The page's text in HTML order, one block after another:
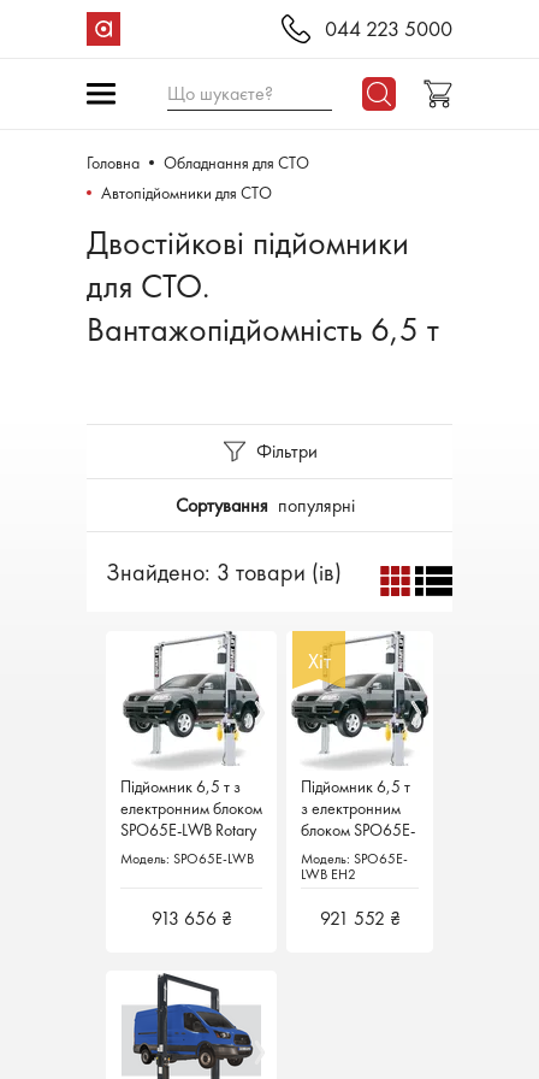
044 223 5000
Що шукаєте?
Головна
Обладнання для СТО
Автопідйомники для СТО
Двостійкові підйомники
для СТО.
Вантажопідйомність 6,5 т
Фільтри
Сортування популярні
Знайдено: 3 товари (ів)
Підйомник 6,5 т з
електронним блоком
SPO65E-LWB Rotary
Lift
Модель: SPO65E-LWB
913 656 ₴
Підйомник 6,5 т з
електронним блоком
SPO65E-LWB Rotary
Lift
Модель: SPO65E-LWB
913 656 ₴
Хіт
Підйомник 6,5 т
з електронним
блоком SPO65E-
LWB EH2 Rotary
Lift
Модель: SPO65E-
LWB EH2
921 552 ₴
Хіт
Підйомник 6,5 т
з електронним
блоком SPO65E-
LWB EH2 Rotary
Lift
Модель: SPO65E-
LWB EH2
921 552 ₴